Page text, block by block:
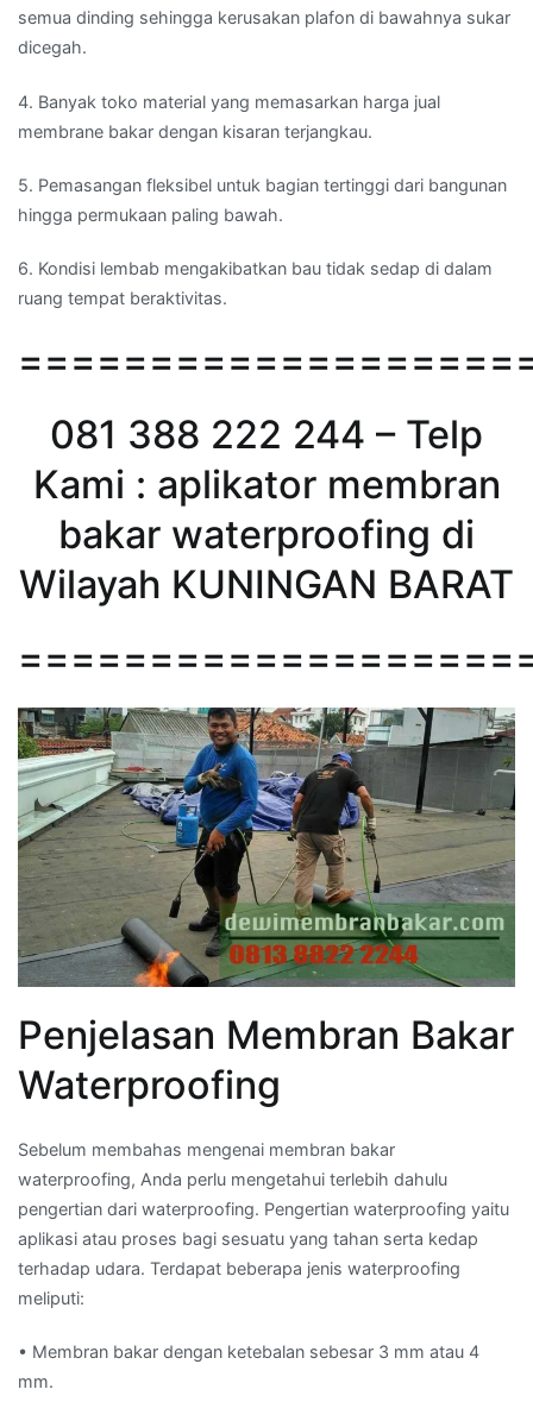
semua dinding sehingga kerusakan plafon di bawahnya sukar
dicegah.
4. Banyak toko material yang memasarkan harga jual
membrane bakar dengan kisaran terjangkau.
5. Pemasangan fleksibel untuk bagian tertinggi dari bangunan
hingga permukaan paling bawah.
6. Kondisi lembab mengakibatkan bau tidak sedap di dalam
ruang tempat beraktivitas.
081 388 222 244 – Telp
Kami : aplikator membran
bakar waterproofing di
Wilayah KUNINGAN BARAT
Penjelasan Membran Bakar
Waterproofing
Sebelum membahas mengenai membran bakar
waterproofing, Anda perlu mengetahui terlebih dahulu
pengertian dari waterproofing. Pengertian waterproofing yaitu
aplikasi atau proses bagi sesuatu yang tahan serta kedap
terhadap udara. Terdapat beberapa jenis waterproofing
meliputi:
• Membran bakar dengan ketebalan sebesar 3 mm atau 4
mm.